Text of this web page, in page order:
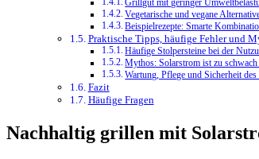
Grillgut mit geringer
Vegetarische und vegane
Beispielrezepte: Smarte
Praktische Tipps, häufige Fehler und
Häufige Stolpersteine bei der
Mythos: Solarstrom ist zu
Wartung, Pflege und Sicherheit
Fazit
Häufige Fragen
Nachhaltig grillen mit